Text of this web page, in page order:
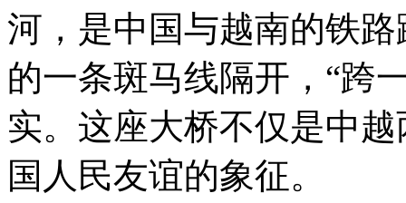
河，是中国与越南的铁
的一条斑马线隔开，“跨
实。这座大桥不仅是中
国人民友谊的象征。